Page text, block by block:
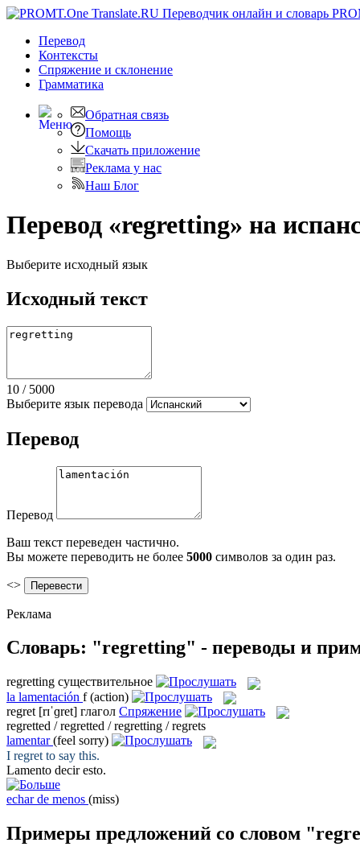
Перевод
Контексты
Спряжение и склонение
Грамматика
Обратная связь
Помощь
Скачать приложение
Реклама у нас
Наш Блог
Перевод «regretting» на
Выберите исходный язык
Исходный текст
10 / 5000
Выберите язык перевода
Перевод
Перевод
Ваш текст переведен частично.
Вы можете переводить не более 5000 символов за один раз.
<>
Реклама
Словарь: "regretting" - переводы и
regretting существительное
la lamentación f (action)
regret [rɪˈɡret] глагол Спряжение
regretted / regretted / regretting / regrets
lamentar (feel sorry)
I regret to say this.
Lamento decir esto.
echar de menos (miss)
Примеры предложений со словом